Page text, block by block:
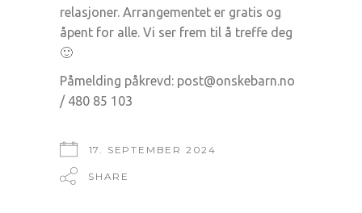
relasjoner. Arrangementet er gratis og
åpent for alle. Vi ser frem til å treffe deg
🙂
Påmelding påkrevd: post@onskebarn.no
/ 480 85 103
17. SEPTEMBER 2024
SHARE